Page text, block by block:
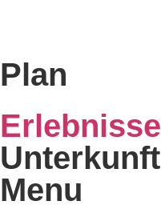
Plan
Erlebnisse
Unterkunft
Menu